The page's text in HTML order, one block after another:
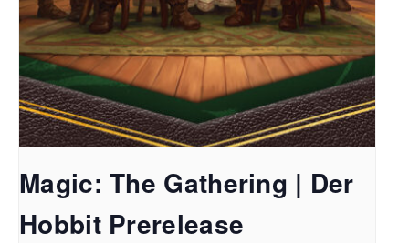
Magic: The Gathering | Der
Hobbit Prerelease